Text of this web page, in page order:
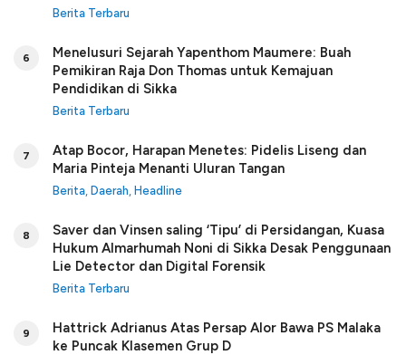
Berita Terbaru
6
Menelusuri Sejarah Yapenthom Maumere: Buah
Pemikiran Raja Don Thomas untuk Kemajuan
Pendidikan di Sikka
Berita Terbaru
7
Atap Bocor, Harapan Menetes: Pidelis Liseng dan
Maria Pinteja Menanti Uluran Tangan
Berita Daerah Headline
8
Saver dan Vinsen saling ‘Tipu’ di Persidangan, Kuasa
Hukum Almarhumah Noni di Sikka Desak Penggunaan
Lie Detector dan Digital Forensik
Berita Terbaru
9
Hattrick Adrianus Atas Persap Alor Bawa PS Malaka
ke Puncak Klasemen Grup D